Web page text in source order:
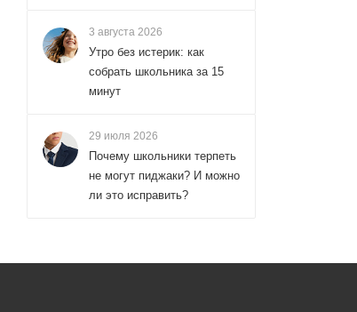
3 августа 2026
Утро без истерик: как
собрать школьника за 15
минут
29 июля 2026
Почему школьники терпеть
не могут пиджаки? И можно
ли это исправить?